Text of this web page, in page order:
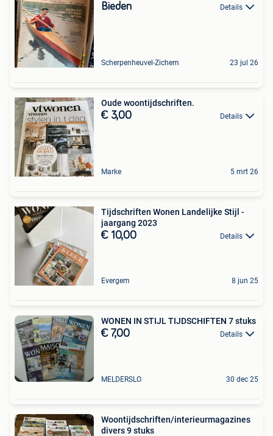
Bieden Details
Scherpenheuvel-Zichem 23 jul 26
Oude woontijdschriften.
€ 3,00 Details
Marke 5 mrt 26
Tijdschriften Wonen Landelijke Stijl -
jaargang 2023
€ 10,00 Details
Evergem 8 jun 25
WONEN IN STIJL TIJDSCHIFTEN 7 stuks
€ 7,00 Details
MELDERSLO 30 dec 25
Woontijdschriften/interieurmagazines
divers 9 stuks